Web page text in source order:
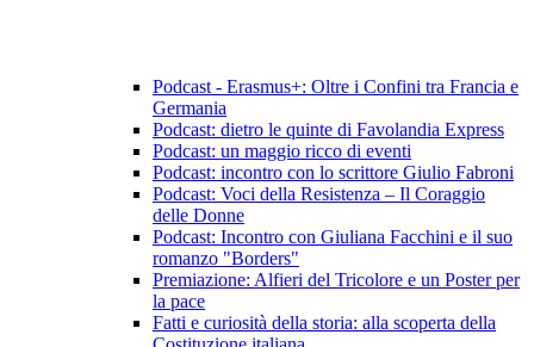
Podcast - Erasmus+: Oltre i Confini tra Francia e
Germania
Podcast: dietro le quinte di Favolandia Express
Podcast: un maggio ricco di eventi
Podcast: incontro con lo scrittore Giulio Fabroni
Podcast: Voci della Resistenza – Il Coraggio
delle Donne
Podcast: Incontro con Giuliana Facchini e il suo
romanzo "Borders"
Premiazione: Alfieri del Tricolore e un Poster per
la pace
Fatti e curiosità della storia: alla scoperta della